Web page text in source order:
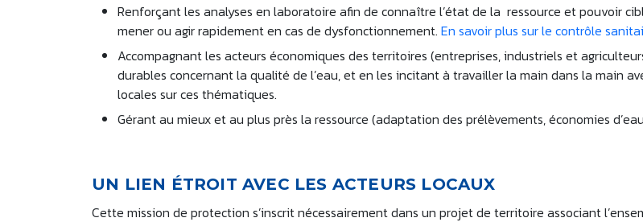
Renforçant les analyses en laboratoire afin de connaître l’état de la ressource et pouvoir
mener ou agir rapidement en cas de dysfonctionnement. En savoir plus sur le contrôle
Accompagnant les acteurs économiques des territoires (entreprises, industriels et
durables concernant la qualité de l’eau, et en les incitant à travailler la main dans la main
locales sur ces thématiques.
Gérant au mieux et au plus près la ressource (adaptation des prélèvements, économies
UN LIEN ÉTROIT AVEC LES ACTEURS LOCAUX
Cette mission de protection s’inscrit nécessairement dans un projet de territoire associant